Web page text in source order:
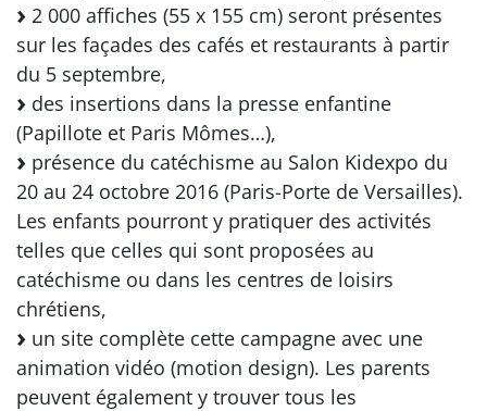
2 000 affiches (55 x 155 cm) seront présentes
sur les façades des cafés et restaurants à partir
du 5 septembre,
des insertions dans la presse enfantine
(Papillote et Paris Mômes…),
présence du catéchisme au Salon Kidexpo du
20 au 24 octobre 2016 (Paris-Porte de Versailles).
Les enfants pourront y pratiquer des activités
telles que celles qui sont proposées au
catéchisme ou dans les centres de loisirs
chrétiens,
un site complète cette campagne avec une
animation vidéo (motion design). Les parents
peuvent également y trouver tous les